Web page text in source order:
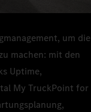
um die
machen: mit den
Uptime,
My TruckPoint for